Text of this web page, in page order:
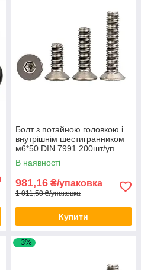
Болт з потайною головкою і
внутрішнім шестигранником
м6*50 DIN 7991 200шт/уп
В наявності
981,16 ₴/упаковка
1 011,50 ₴/упаковка
Купити
–3%